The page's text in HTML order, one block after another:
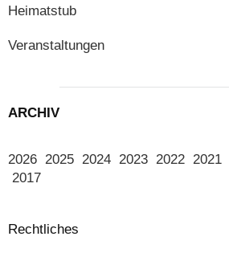
Heimatstub
Veranstaltungen
ARCHIV
2026 2025 2024 2023 2022 2021
2017
Rechtliches